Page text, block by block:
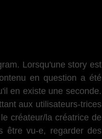
Lorsqu'une story est
en question a été
en existe une seconde.
aux utilisateurs-trices
créateur/la créatrice de
être vu-e, regarder des